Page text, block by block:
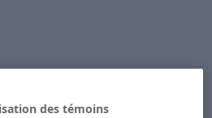
des témoins